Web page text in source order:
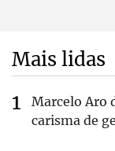
Mais lidas
Marcelo Aro
carisma de